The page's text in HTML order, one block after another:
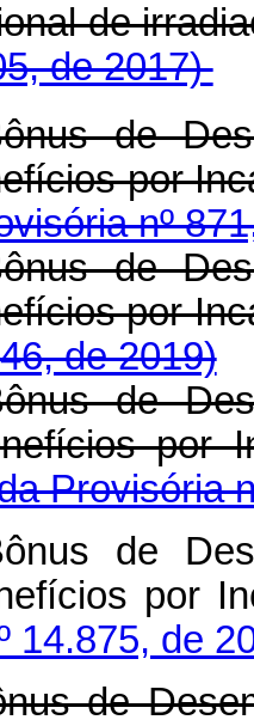
de
de 2017)
de
por
nº
de
por
de 2019)
de
Provisória
de
14.875, de
de